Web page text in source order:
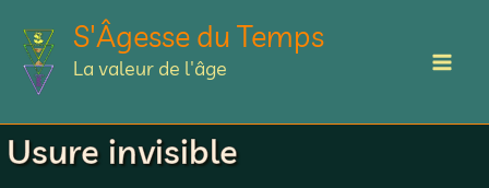
contenu
S'Âgesse du Temps
La valeur de l'âge
Usure invisible